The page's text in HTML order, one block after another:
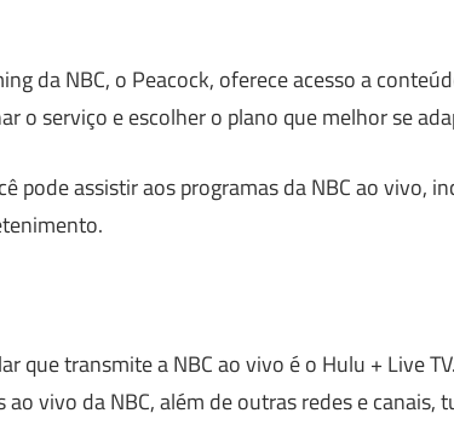
da NBC, o Peacock, oferece acesso a
o serviço e escolher o plano que melhor se
pode assistir aos programas da NBC ao vivo,
que transmite a NBC ao vivo é o Hulu + Live
vivo da NBC, além de outras redes e canais,